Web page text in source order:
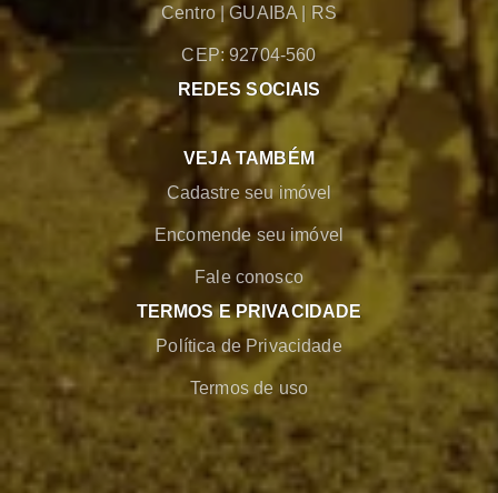
Centro |GUAIBA RS
CEP: 92704-560
REDES SOCIAIS
VEJA TAMBÉM
Cadastre seu imóvel
Encomende seu imóvel
Fale conosco
TERMOS E PRIVACIDADE
Política de Privacidade
Termos de uso